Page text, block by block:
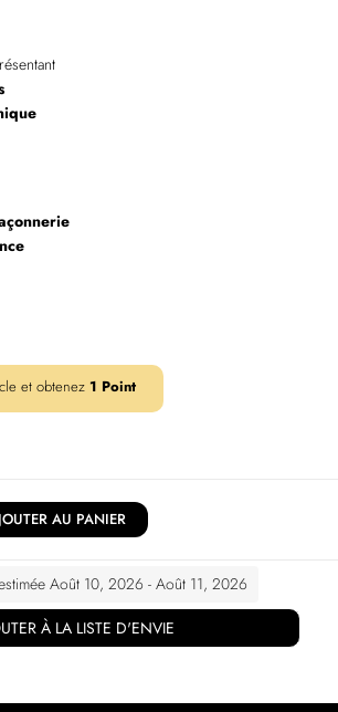
et obtenez 1 Point
AU PANIER
Août 10, 2026 - Août 11, 2026
À LA LISTE D'ENVIE